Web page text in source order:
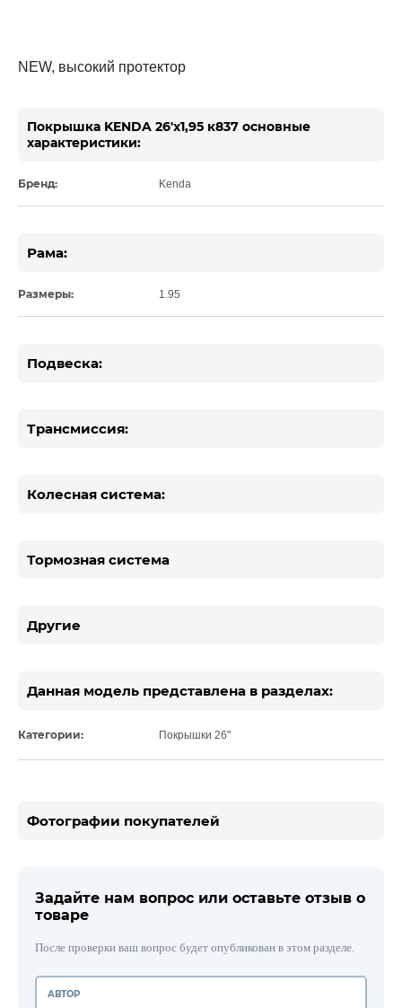
NEW, высокий протектор
Покрышка KENDA 26'х1,95 к837 основные
характеристики:
Бренд: Kenda
Рама:
Размеры: 1.95
Подвеска:
Трансмиссия:
Колесная система:
Тормозная система
Другие
Данная модель представлена в разделах:
Категории: Покрышки 26"
Фотографии покупателей
Задайте нам вопрос или оставьте отзыв о
товаре
После проверки ваш вопрос будет опубликован в этом разделе.